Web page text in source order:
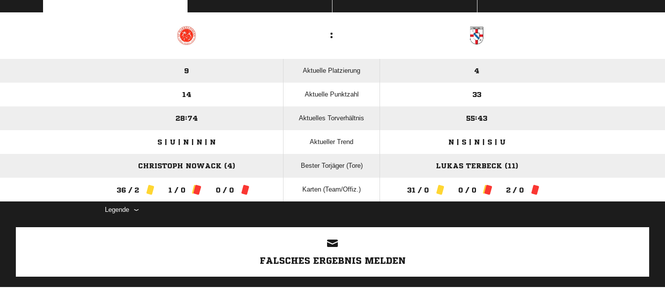
:
9 Aktuelle Platzierung 4
14 Aktuelle Punktzahl 33
28:74 Aktuelles Torverhältnis 55:43
S | U | N | N | N Aktueller Trend N | S | N | S | U
CHRISTOPH NOWACK (4) Bester Torjäger (Tore) LUKAS TERBECK (11)
36 / 2 1 / 0 0 / 0 Karten (Team/Offiz.) 31 / 0 0 / 0 2 / 0
Legende
FALSCHES ERGEBNIS MELDEN